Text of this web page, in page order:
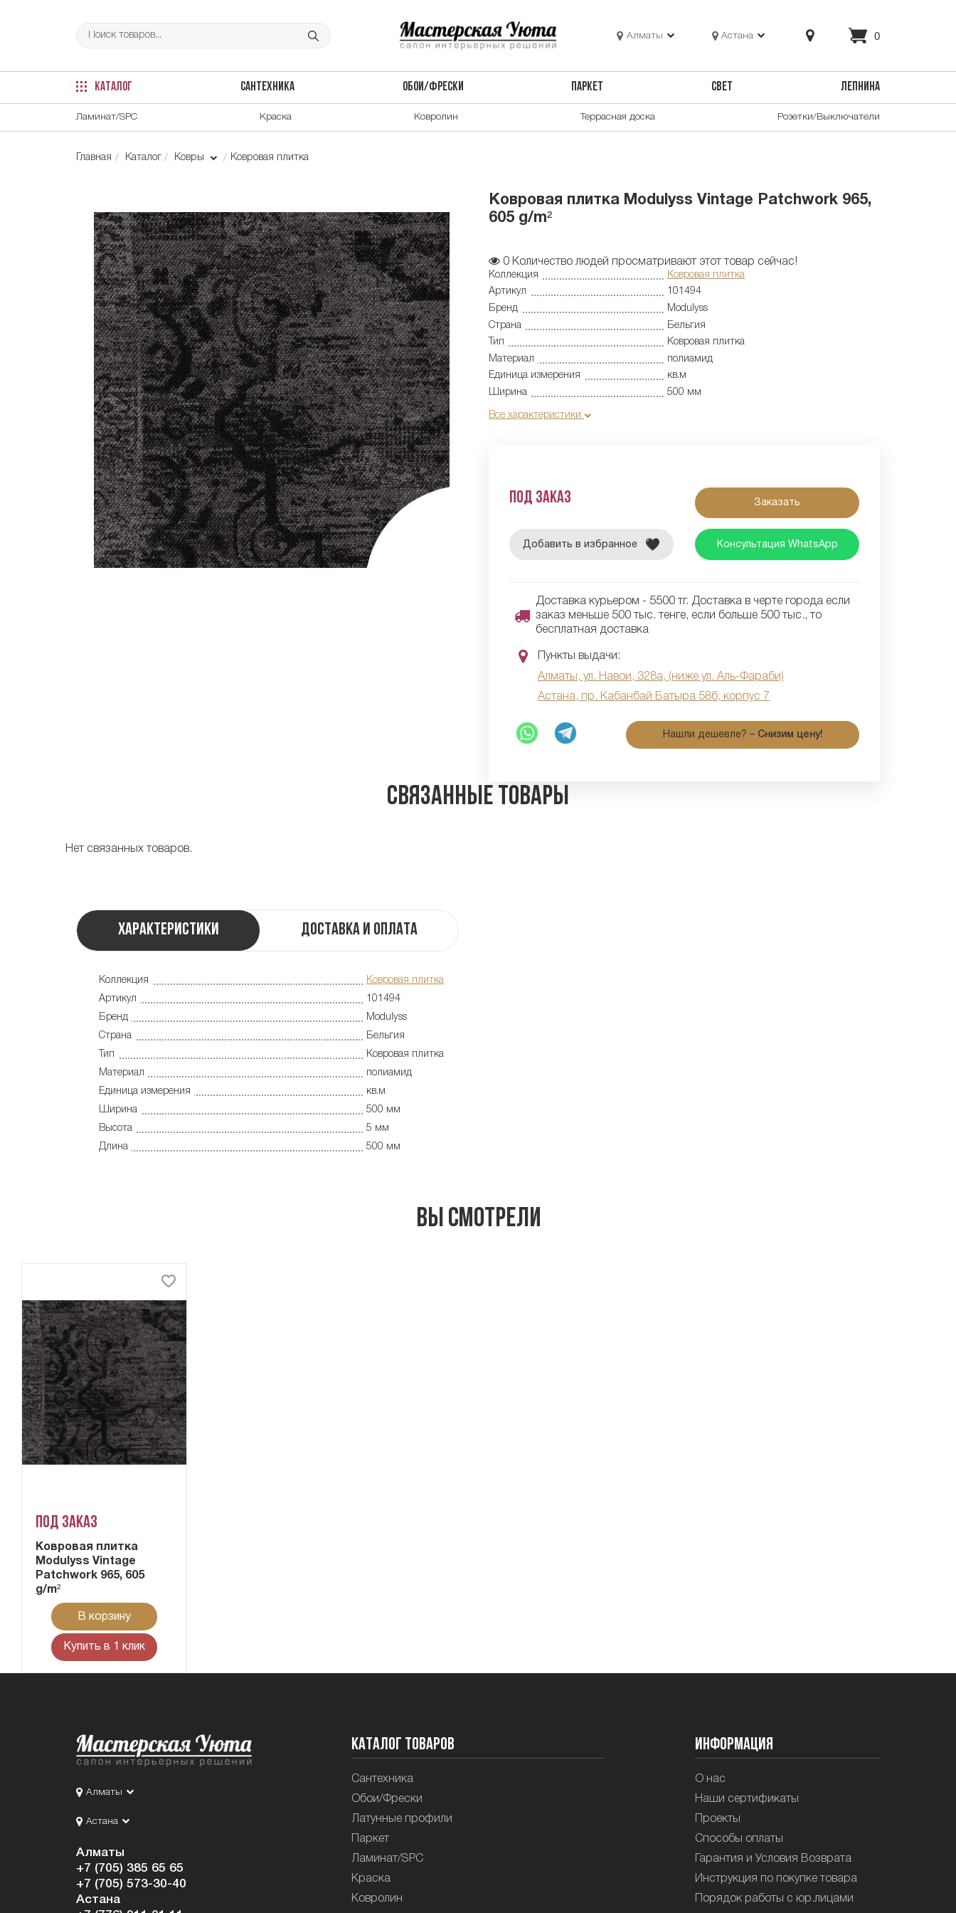
Алматы Астана 0
КАТАЛОГ САНТЕХНИКА ОБОИ/ФРЕСКИ ПАРКЕТ СВЕТ ЛЕПНИНА
Ламинат/SPC Краска Ковролин Террасная доска Розетки/Выключатели
Главная Каталог Ковры Ковровая плитка
Ковровая плитка Modulyss Vintage Patchwork 965,
605 g/m²
0 Количество людей просматривают этот товар сейчас!
Коллекция
Ковровая плитка
Артикул
101494
Бренд
Modulyss
Страна
Бельгия
Тип
Ковровая плитка
Материал
полиамид
Единица измерения
кв.м
Ширина
500 мм
Все характеристики
Под заказ Заказать
Добавить в избранное Консультация WhatsApp
Доставка курьером - 5500 тг. Доставка в черте города если
заказ меньше 500 тыс. тенге, если больше 500 тыс., то
бесплатная доставка
Пункты выдачи:
Алматы, ул. Навои, 328а, (ниже ул. Аль-Фараби)
Астана, пр. Кабанбай Батыра 58б, корпус 7
Нашли дешевле? – Снизим цену!
Связанные товары
Нет связанных товаров.
Характеристики Доставка и оплата
Коллекция
Ковровая плитка
Артикул
101494
Бренд
Modulyss
Страна
Бельгия
Тип
Ковровая плитка
Материал
полиамид
Единица измерения
кв.м
Ширина
500 мм
Высота
5 мм
Длина
500 мм
Вы смотрели
Под заказ
Ковровая плитка
Modulyss Vintage
Patchwork 965, 605
g/m²
В корзину
Купить в 1 клик
Алматы
Астана
Алматы
+7 (705) 385 65 65
+7 (705) 573-30-40
Астана
Каталог товаров
Сантехника
Обои/Фрески
Латунные профили
Паркет
Ламинат/SPC
Краска
Ковролин
Информация
О нас
Наши сертификаты
Проекты
Способы оплаты
Гарантия и Условия Возврата
Инструкция по покупке товара
Порядок работы с юр.лицами